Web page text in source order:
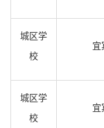
城区学
校
宜
城区学
校
宜